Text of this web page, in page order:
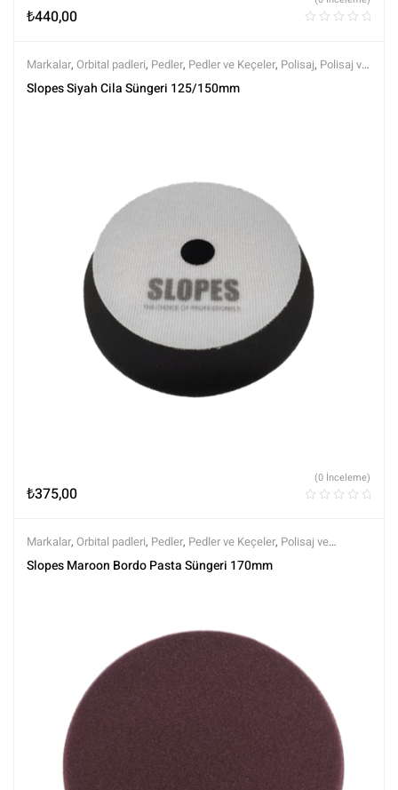
₺440,00
Markalar, Orbital padleri, Pedler, Pedler ve Keçeler, Polisaj, Polisaj ve
Parlatma,Rotary Padleri,Slopes,Tüm Ürünler
Slopes Siyah Cila Süngeri 125/150mm
₺375,00
(0 İnceleme)
Markalar, Orbital padleri, Pedler, Pedler ve Keçeler, Polisaj ve
Parlatma,Rotary Padleri ,Slopes,Tüm Ürünler,Tüm Ürünler
Slopes Maroon Bordo Pasta Süngeri 170mm